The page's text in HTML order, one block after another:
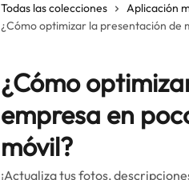
Todas las colecciones Aplicación
¿Cómo optimizar la presentación de
¿Cómo
empresa en
móvil?
¡Actualiza tus fotos,